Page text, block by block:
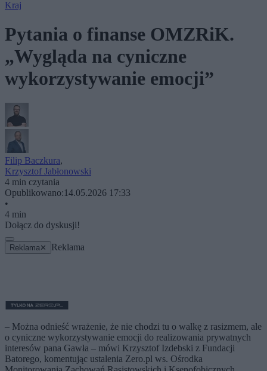
Kraj
Pytania o finanse OMZRiK.
„Wygląda na cyniczne
wykorzystywanie emocji”
Filip Baczkura,
Krzysztof Jabłonowski
4 min czytania
Opublikowano:14.05.2026 17:33
•
4 min
Dołącz do dyskusji!
Reklama ✕ Reklama
– Można odnieść wrażenie, że nie chodzi tu o walkę z rasizmem, ale
o cyniczne wykorzystywanie emocji do realizowania prywatnych
interesów pana Gawła – mówi Krzysztof Izdebski z Fundacji
Batorego, komentując ustalenia Zero.pl ws. Ośrodka